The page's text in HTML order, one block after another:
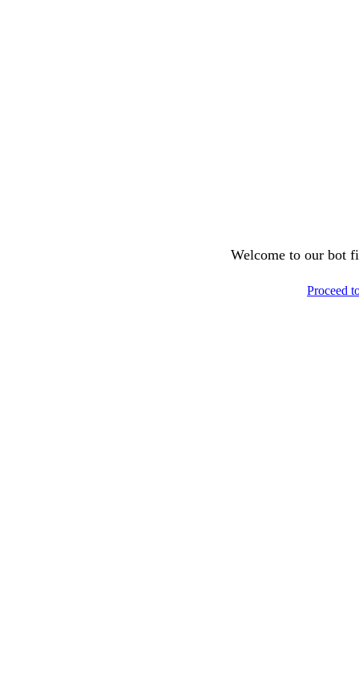
Welcome to our bot
Proceed